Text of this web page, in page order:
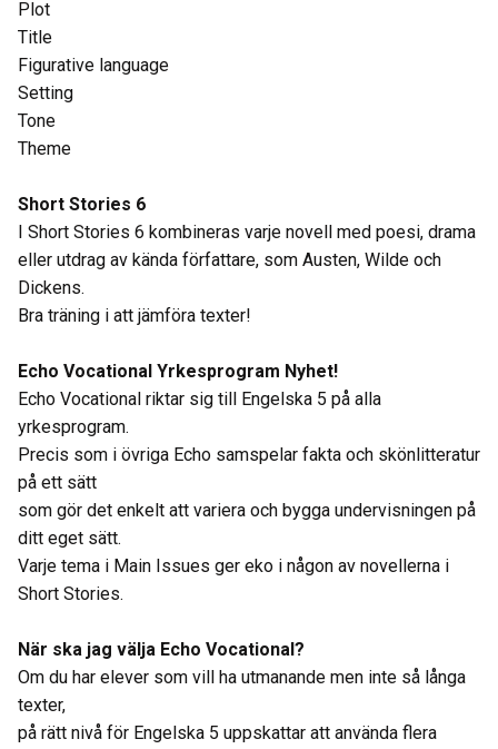
Plot
Title
Figurative language
Setting
Tone
Theme
Short Stories 6
I Short Stories 6 kombineras varje novell med poesi, drama
eller utdrag av kända författare, som Austen, Wilde och
Dickens.
Bra träning i att jämföra texter!
Echo Vocational Yrkesprogram Nyhet!
Echo Vocational riktar sig till Engelska 5 på alla
yrkesprogram.
Precis som i övriga Echo samspelar fakta och skönlitteratur
på ett sätt
som gör det enkelt att variera och bygga undervisningen på
ditt eget sätt.
Varje tema i Main Issues ger eko i någon av novellerna i
Short Stories.
När ska jag välja Echo Vocational?
Om du har elever som vill ha utmanande men inte så långa
texter,
på rätt nivå för Engelska 5 uppskattar att använda flera